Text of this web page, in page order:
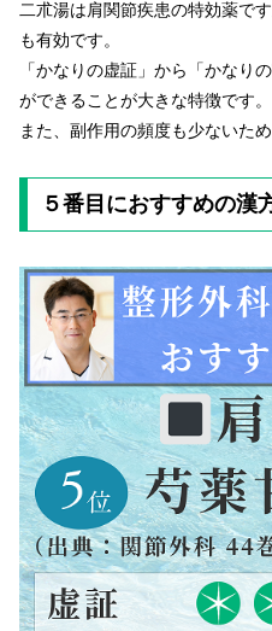
二朮湯は肩関節疾患の特効薬で
も有効です。
「かなりの虚証」から「かなり
ができることが大きな特徴です。
また、副作用の頻度も少ないた
５番目におすすめの漢